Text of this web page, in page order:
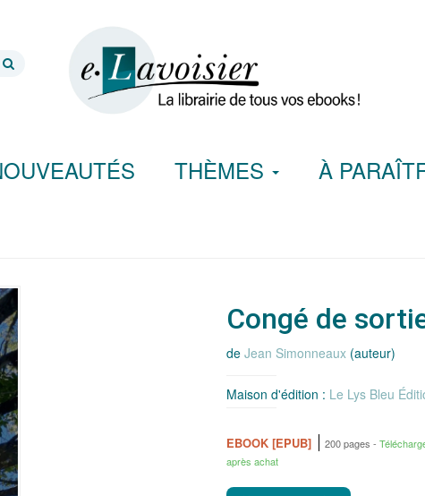
THÈMES À
Congé de
de Jean Simonneaux (auteur)
Maison d'édition : Le Lys Bleu
EBOOK [EPUB] 200 pages
après achat